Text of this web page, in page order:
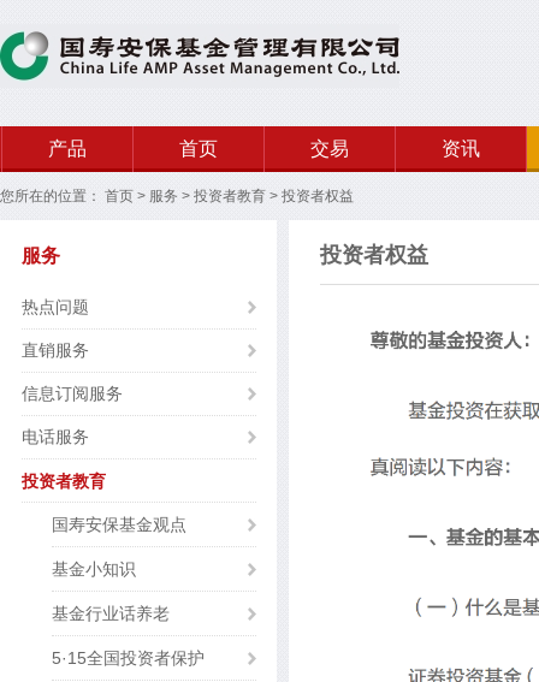
产品 首页 交易 资讯
您所在的位置： 首页 > 服务 > 投资者教育 > 投资者权益
服务
热点问题
直销服务
信息订阅服务
电话服务
投资者教育
国寿安保基金观点
基金小知识
基金行业话养老
5·15全国投资者保护
投资者权益